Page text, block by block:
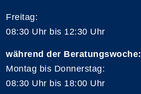
Freitag:
08:30 Uhr bis 12:30 Uhr
während der Beratungswoche:
Montag bis Donnerstag:
08:30 Uhr bis 18:00 Uhr